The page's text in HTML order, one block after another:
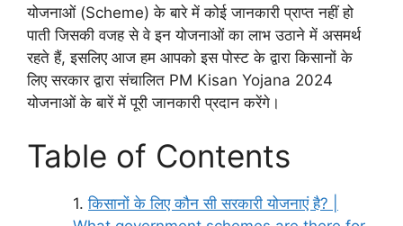
योजनाओं (Scheme) के बारे में कोई जानकारी प्राप्त नहीं हो
पाती जिसकी वजह से वे इन योजनाओं का लाभ उठाने में असमर्थ
रहते हैं, इसलिए आज हम आपको इस पोस्ट के द्वारा किसानों के
लिए सरकार द्वारा संचालित PM Kisan Yojana 2024
योजनाओं के बारें में पूरी जानकारी प्रदान करेंगे।
Table of Contents
किसानों के लिए कौन सी सरकारी योजनाएं है? |